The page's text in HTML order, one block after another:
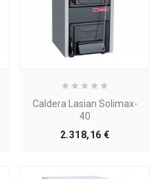
Caldera Lasian Solimax-
40
2.318,16 €Precio